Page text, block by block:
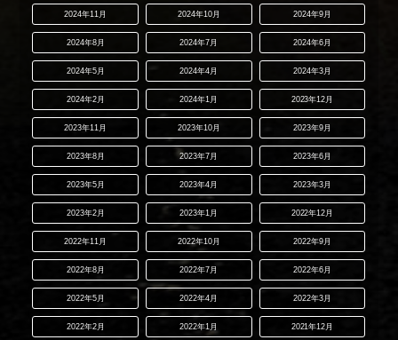
2024年11月 2024年10月 2024年9月
2024年8月 2024年7月 2024年6月
2024年5月 2024年4月 2024年3月
2024年2月 2024年1月 2023年12月
2023年11月 2023年10月 2023年9月
2023年8月 2023年7月 2023年6月
2023年5月 2023年4月 2023年3月
2023年2月 2023年1月 2022年12月
2022年11月 2022年10月 2022年9月
2022年8月 2022年7月 2022年6月
2022年5月 2022年4月 2022年3月
2022年2月 2022年1月 2021年12月